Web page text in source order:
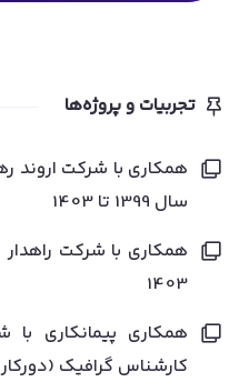
تجربیات و پروژه‌ها
سال 1399 تا 1403
1403
همکاری پیمانکاری
کارشناس گرافیک